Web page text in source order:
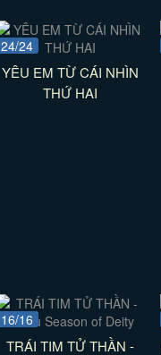
24/24
YÊU EM TỪ CÁI NHÌN
THỨ HAI
16/16
TRÁI TIM TỬ THẦN -